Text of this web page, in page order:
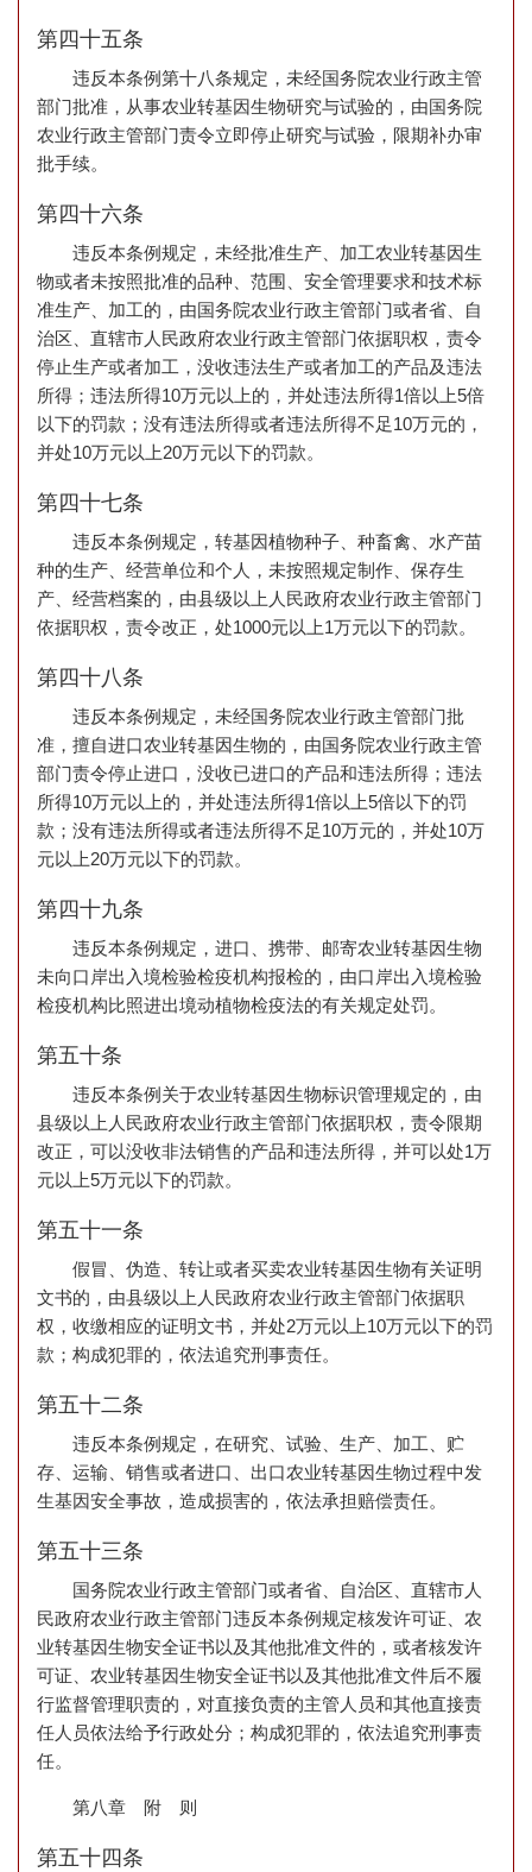
第四十五条
违反本条例第十八条规定，未经国务院农业行政主管
部门批准，从事农业转基因生物研究与试验的，由国务院
农业行政主管部门责令立即停止研究与试验，限期补办审
批手续。
第四十六条
违反本条例规定，未经批准生产、加工农业转基因生
物或者未按照批准的品种、范围、安全管理要求和技术标
准生产、加工的，由国务院农业行政主管部门或者省、自
治区、直辖市人民政府农业行政主管部门依据职权，责令
停止生产或者加工，没收违法生产或者加工的产品及违法
所得；违法所得10万元以上的，并处违法所得1倍以上5倍
以下的罚款；没有违法所得或者违法所得不足10万元的，
并处10万元以上20万元以下的罚款。
第四十七条
违反本条例规定，转基因植物种子、种畜禽、水产苗
种的生产、经营单位和个人，未按照规定制作、保存生
产、经营档案的，由县级以上人民政府农业行政主管部门
依据职权，责令改正，处1000元以上1万元以下的罚款。
第四十八条
违反本条例规定，未经国务院农业行政主管部门批
准，擅自进口农业转基因生物的，由国务院农业行政主管
部门责令停止进口，没收已进口的产品和违法所得；违法
所得10万元以上的，并处违法所得1倍以上5倍以下的罚
款；没有违法所得或者违法所得不足10万元的，并处10万
元以上20万元以下的罚款。
第四十九条
违反本条例规定，进口、携带、邮寄农业转基因生物
未向口岸出入境检验检疫机构报检的，由口岸出入境检验
检疫机构比照进出境动植物检疫法的有关规定处罚。
第五十条
违反本条例关于农业转基因生物标识管理规定的，由
县级以上人民政府农业行政主管部门依据职权，责令限期
改正，可以没收非法销售的产品和违法所得，并可以处1万
元以上5万元以下的罚款。
第五十一条
假冒、伪造、转让或者买卖农业转基因生物有关证明
文书的，由县级以上人民政府农业行政主管部门依据职
权，收缴相应的证明文书，并处2万元以上10万元以下的罚
款；构成犯罪的，依法追究刑事责任。
第五十二条
违反本条例规定，在研究、试验、生产、加工、贮
存、运输、销售或者进口、出口农业转基因生物过程中发
生基因安全事故，造成损害的，依法承担赔偿责任。
第五十三条
国务院农业行政主管部门或者省、自治区、直辖市人
民政府农业行政主管部门违反本条例规定核发许可证、农
业转基因生物安全证书以及其他批准文件的，或者核发许
可证、农业转基因生物安全证书以及其他批准文件后不履
行监督管理职责的，对直接负责的主管人员和其他直接责
任人员依法给予行政处分；构成犯罪的，依法追究刑事责
任。
第八章 附 则
第五十四条